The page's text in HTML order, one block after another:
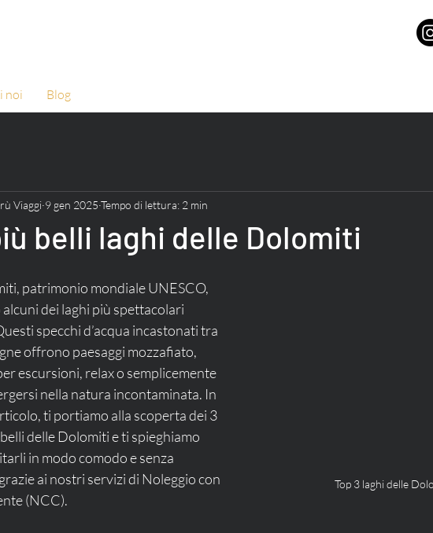
noi Blog
belli laghi delle Dolomiti
Viaggi 9 gen 2025 Tempo di lettura: 2 min
Top 3 laghi delle
patrimonio mondiale UNESCO,
dei laghi più spettacolari
specchi d’acqua incastonati tra
offrono paesaggi mozzafiato,
escursioni, relax o semplicemente
nella natura incontaminata. In
ti portiamo alla scoperta dei 3
delle Dolomiti e ti spieghiamo
in modo comodo e senza
ai nostri servizi di Noleggio con
(NCC).